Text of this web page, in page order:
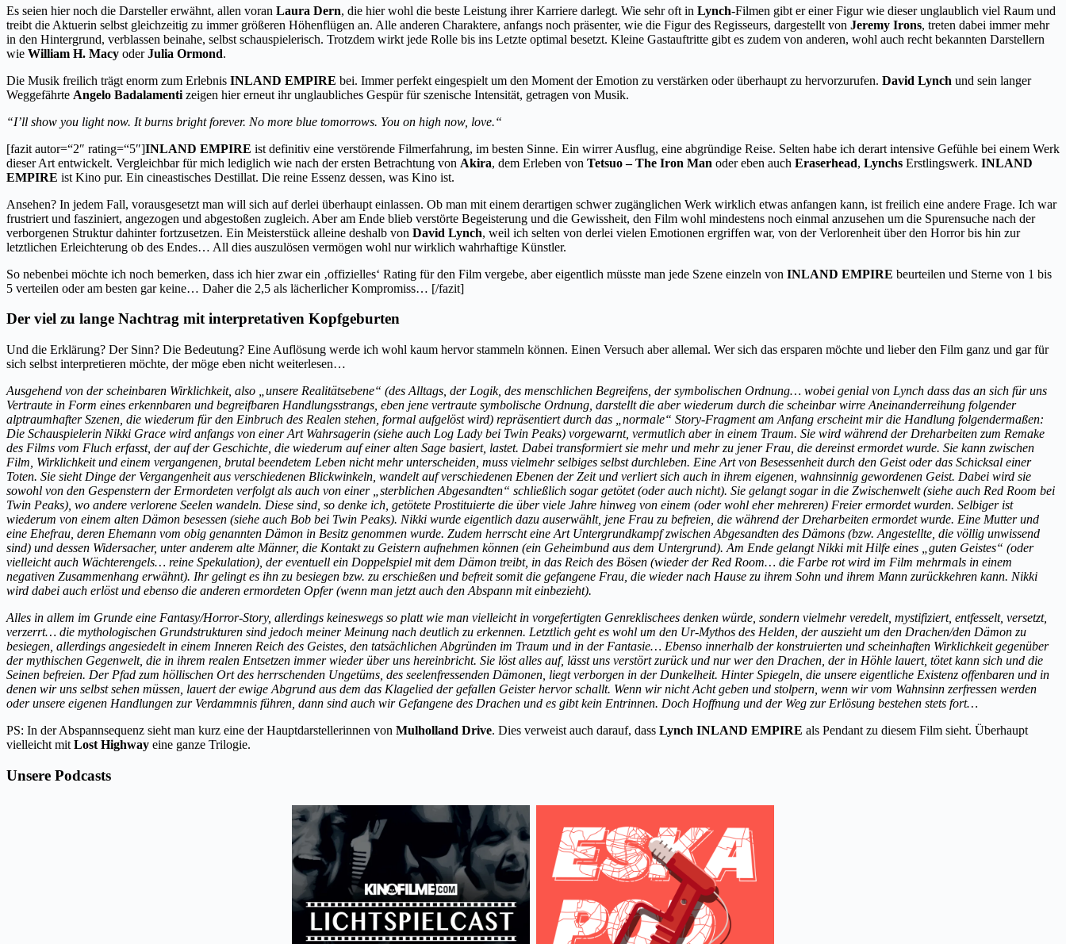
Es seien hier noch die Darsteller erwähnt, allen voran Laura Dern, die hier wohl die beste Leistung ihrer Karriere darlegt. Wie sehr oft in Lynch-Filmen gibt er einer Figur wie dieser unglaublich viel Raum und
treibt die Aktuerin selbst gleichzeitig zu immer größeren Höhenflügen an. Alle anderen Charaktere, anfangs noch präsenter, wie die Figur des Regisseurs, dargestellt von Jeremy Irons, treten dabei immer mehr
in den Hintergrund, verblassen beinahe, selbst schauspielerisch. Trotzdem wirkt jede Rolle bis ins Letzte optimal besetzt. Kleine Gastauftritte gibt es zudem von anderen, wohl auch recht bekannten Darstellern
wie William H. Macy oderJulia Ormond.
Die Musik freilich trägt enorm zum Erlebnis INLAND EMPIRE bei. Immer perfekt eingespielt um den Moment der Emotion zu verstärken oder überhaupt zu hervorzurufen. David Lynch und sein langer
Weggefährte Angelo Badalamenti zeigen hier erneut ihr unglaubliches Gespür für szenische Intensität, getragen von Musik.
“I’ll show you light now. It burns bright forever. No more blue tomorrows. You on high now, love.“
[fazit autor=“2″ rating=“5″]INLAND EMPIRE ist definitiv eine verstörende Filmerfahrung, im besten Sinne. Ein wirrer Ausflug, eine abgründige Reise. Selten habe ich derart intensive Gefühle bei einem Werk
dieser Art entwickelt. Vergleichbar für mich lediglich wie nach der ersten Betrachtung von Akira, dem Erleben von Tetsuo – The Iron Man oder eben auch Eraserhead, Lynchs Erstlingswerk. INLAND
EMPIRE ist Kino pur. Ein cineastisches Destillat. Die reine Essenz dessen, was Kino ist.
Ansehen? In jedem Fall, vorausgesetzt man will sich auf derlei überhaupt einlassen. Ob man mit einem derartigen schwer zugänglichen Werk wirklich etwas anfangen kann, ist freilich eine andere Frage. Ich war
frustriert und fasziniert, angezogen und abgestoßen zugleich. Aber am Ende blieb verstörte Begeisterung und die Gewissheit, den Film wohl mindestens noch einmal anzusehen um die Spurensuche nach der
verborgenen Struktur dahinter fortzusetzen. Ein Meisterstück alleine deshalb von David Lynch, weil ich selten von derlei vielen Emotionen ergriffen war, von der Verlorenheit über den Horror bis hin zur
letztlichen Erleichterung ob des Endes… All dies auszulösen vermögen wohl nur wirklich wahrhaftige Künstler.
So nebenbei möchte ich noch bemerken, dass ich hier zwar ein ‚offizielles‘ Rating für den Film vergebe, aber eigentlich müsste man jede Szene einzeln von INLAND EMPIRE beurteilen und Sterne von 1 bis
5 verteilen oder am besten gar keine… Daher die 2,5 als lächerlicher Kompromiss… [/fazit]
Der viel zu lange Nachtrag mit interpretativen Kopfgeburten
Und die Erklärung? Der Sinn? Die Bedeutung? Eine Auflösung werde ich wohl kaum hervor stammeln können. Einen Versuch aber allemal. Wer sich das ersparen möchte und lieber den Film ganz und gar für
sich selbst interpretieren möchte, der möge eben nicht weiterlesen…
Ausgehend von der scheinbaren Wirklichkeit, also „unsere Realitätsebene“ (des Alltags, der Logik, des menschlichen Begreifens, der symbolischen Ordnung… wobei genial von Lynch dass das an sich für uns
Vertraute in Form eines erkennbaren und begreifbaren Handlungsstrangs, eben jene vertraute symbolische Ordnung, darstellt die aber wiederum durch die scheinbar wirre Aneinanderreihung folgender
alptraumhafter Szenen, die wiederum für den Einbruch des Realen stehen, formal aufgelöst wird) repräsentiert durch das „normale“ Story-Fragment am Anfang erscheint mir die Handlung folgendermaßen:
Die Schauspielerin Nikki Grace wird anfangs von einer Art Wahrsagerin (siehe auch Log Lady bei Twin Peaks) vorgewarnt, vermutlich aber in einem Traum. Sie wird während der Dreharbeiten zum Remake
des Films vom Fluch erfasst, der auf der Geschichte, die wiederum auf einer alten Sage basiert, lastet. Dabei transformiert sie mehr und mehr zu jener Frau, die dereinst ermordet wurde. Sie kann zwischen
Film, Wirklichkeit und einem vergangenen, brutal beendetem Leben nicht mehr unterscheiden, muss vielmehr selbiges selbst durchleben. Eine Art von Besessenheit durch den Geist oder das Schicksal einer
Toten. Sie sieht Dinge der Vergangenheit aus verschiedenen Blickwinkeln, wandelt auf verschiedenen Ebenen der Zeit und verliert sich auch in ihrem eigenen, wahnsinnig gewordenen Geist. Dabei wird sie
sowohl von den Gespenstern der Ermordeten verfolgt als auch von einer „sterblichen Abgesandten“ schließlich sogar getötet (oder auch nicht). Sie gelangt sogar in die Zwischenwelt (siehe auch Red Room bei
Twin Peaks), wo andere verlorene Seelen wandeln. Diese sind, so denke ich, getötete Prostituierte die über viele Jahre hinweg von einem (oder wohl eher mehreren) Freier ermordet wurden. Selbiger ist
wiederum von einem alten Dämon besessen (siehe auch Bob bei Twin Peaks). Nikki wurde eigentlich dazu auserwählt, jene Frau zu befreien, die während der Dreharbeiten ermordet wurde. Eine Mutter und
eine Ehefrau, deren Ehemann vom obig genannten Dämon in Besitz genommen wurde. Zudem herrscht eine Art Untergrundkampf zwischen Abgesandten des Dämons (bzw. Angestellte, die völlig unwissend
sind) und dessen Widersacher, unter anderem alte Männer, die Kontakt zu Geistern aufnehmen können (ein Geheimbund aus dem Untergrund). Am Ende gelangt Nikki mit Hilfe eines „guten Geistes“ (oder
vielleicht auch Wächterengels… reine Spekulation), der eventuell ein Doppelspiel mit dem Dämon treibt, in das Reich des Bösen (wieder der Red Room… die Farbe rot wird im Film mehrmals in einem
negativen Zusammenhang erwähnt). Ihr gelingt es ihn zu besiegen bzw. zu erschießen und befreit somit die gefangene Frau, die wieder nach Hause zu ihrem Sohn und ihrem Mann zurückkehren kann. Nikki
wird dabei auch erlöst und ebenso die anderen ermordeten Opfer (wenn man jetzt auch den Abspann mit einbezieht).
Alles in allem im Grunde eine Fantasy/Horror-Story, allerdings keineswegs so platt wie man vielleicht in vorgefertigten Genreklischees denken würde, sondern vielmehr veredelt, mystifiziert, entfesselt, versetzt,
verzerrt… die mythologischen Grundstrukturen sind jedoch meiner Meinung nach deutlich zu erkennen. Letztlich geht es wohl um den Ur-Mythos des Helden, der auszieht um den Drachen/den Dämon zu
besiegen, allerdings angesiedelt in einem Inneren Reich des Geistes, den tatsächlichen Abgründen im Traum und in der Fantasie… Ebenso innerhalb der konstruierten und scheinhaften Wirklichkeit gegenüber
der mythischen Gegenwelt, die in ihrem realen Entsetzen immer wieder über uns hereinbricht. Sie löst alles auf, lässt uns verstört zurück und nur wer den Drachen, der in Höhle lauert, tötet kann sich und die
Seinen befreien. Der Pfad zum höllischen Ort des herrschenden Ungetüms, des seelenfressenden Dämonen, liegt verborgen in der Dunkelheit. Hinter Spiegeln, die unsere eigentliche Existenz offenbaren und in
denen wir uns selbst sehen müssen, lauert der ewige Abgrund aus dem das Klagelied der gefallen Geister hervor schallt. Wenn wir nicht Acht geben und stolpern, wenn wir vom Wahnsinn zerfressen werden
oder unsere eigenen Handlungen zur Verdammnis führen, dann sind auch wir Gefangene des Drachen und es gibt kein Entrinnen. Doch Hoffnung und der Weg zur Erlösung bestehen stets fort…
PS: In der Abspannsequenz sieht man kurz eine der Hauptdarstellerinnen von Mulholland Drive. Dies verweist auch darauf, dass Lynch INLAND EMPIRE als Pendant zu diesem Film sieht. Überhaupt
vielleicht mit Lost Highway eine ganze Trilogie.
Unsere Podcasts